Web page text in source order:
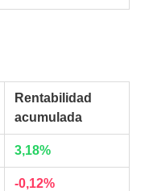
Rentabilidad
acumulada
3,18%
-0,12%